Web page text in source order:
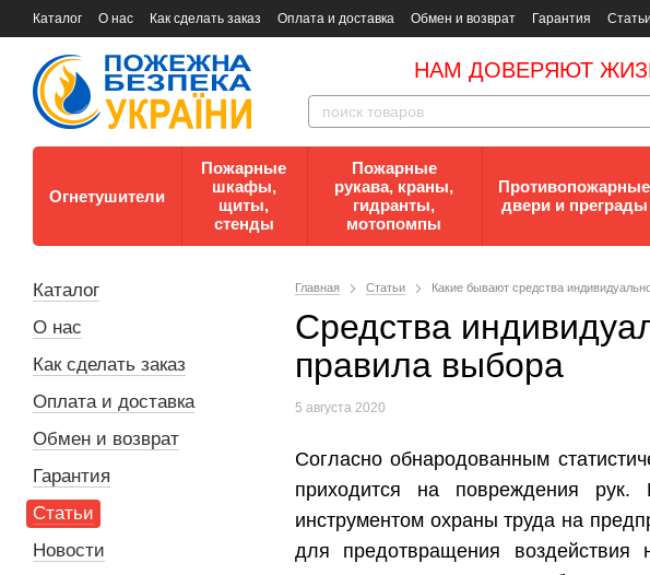
Каталог О нас Как сделать заказ Оплата и доставка Обмен и возврат Гарантия Статьи
Документы
Контакты Документы по пожарной безопасности
НАМ ДОВЕРЯЮТ
Огнетушители
Пожарные
шкафы,
щиты,
стенды
Пожарные
рукава, краны,
гидранты,
мотопомпы
Противопожарные
двери и преграды
Главная Статьи Какие бывают средства
Средства
правила выбора
5 августа 2020
Согласно обнародованным
приходится на повреждения рук.
инструментом охраны труда на
для предотвращения воздействия
Каталог
О нас
Как сделать заказ
Оплата и доставка
Обмен и возврат
Гарантия
Статьи
Новости